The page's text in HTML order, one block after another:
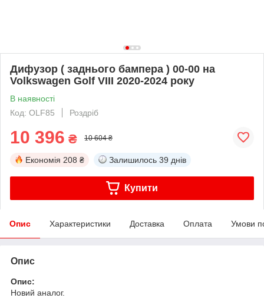
Дифузор ( заднього бампера ) 00-00 на
Volkswagen Golf VIII 2020-2024 року
В наявності
Код: OLF85
Роздріб
10 396 ₴ 10 604 ₴
Економія 208 ₴ Залишилось 39 днів
Купити
Опис Характеристики Доставка Оплата Умови
Опис
Опис:
Новий аналог.